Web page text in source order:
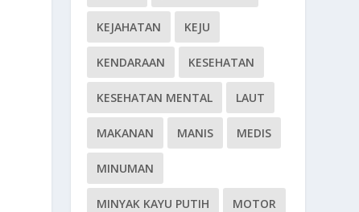
KEJAHATAN KEJU
KENDARAAN KESEHATAN
KESEHATAN MENTAL LAUT
MAKANAN MANIS MEDIS
MINUMAN
MINYAK KAYU PUTIH MOTOR